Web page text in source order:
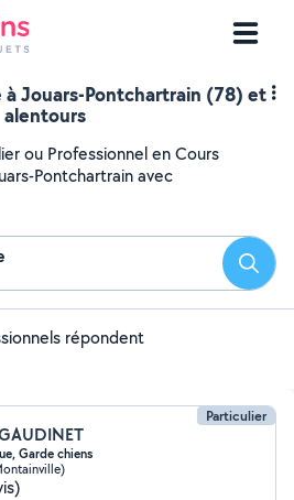
Jouars-Pontchartrain (78) et
alentours
ou Professionnel en Cours
Pontchartrain avec
répondent
Particulier
Garde chiens